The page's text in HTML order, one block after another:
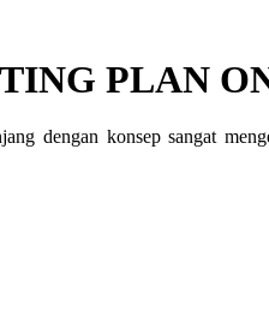
PLAN
dengan konsep sangat